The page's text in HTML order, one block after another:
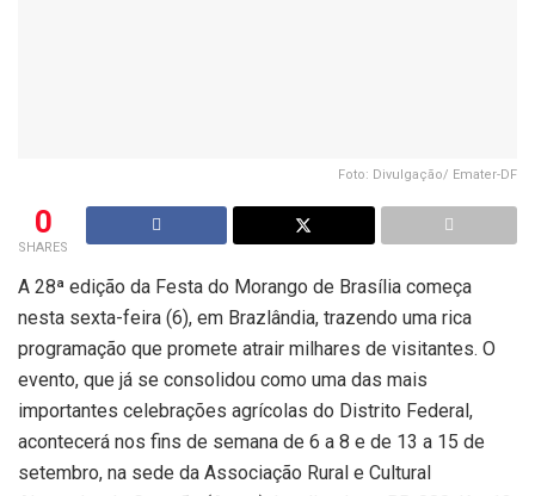
Foto: Divulgação/ Emater-DF
0
SHARES
A 28ª edição da Festa do Morango de Brasília começa
nesta sexta-feira (6), em Brazlândia, trazendo uma rica
programação que promete atrair milhares de visitantes. O
evento, que já se consolidou como uma das mais
importantes celebrações agrícolas do Distrito Federal,
acontecerá nos fins de semana de 6 a 8 e de 13 a 15 de
setembro, na sede da Associação Rural e Cultural